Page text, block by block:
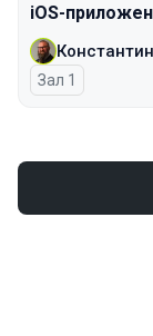
iOS-
Зал 1